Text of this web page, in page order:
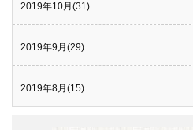
2019年10月(31)
2019年9月(29)
2019年8月(15)